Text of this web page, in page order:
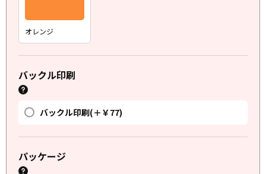
オレンジ
バックル印刷
バックル印刷(＋￥77)
パッケージ